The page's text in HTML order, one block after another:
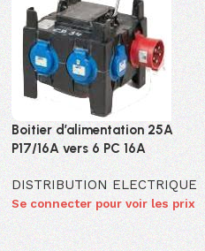
Boitier d’alimentation 25A
P17/16A vers 6 PC 16A
DISTRIBUTION ELECTRIQUE
Se connecter pour voir les prix